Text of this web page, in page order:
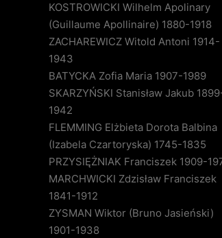
KOSTROWICKI Wilhelm Apolinary
(Guillaume Apollinaire) 1880-1918
ZACHAREWICZ Witold Antoni 1914-
1943
BATYCKA Zofia Maria 1907-1989
SKARZYŃSKI Stanisław Jakub
1942
FLEMMING Elżbieta Dorota Balbina
(Izabela Czartoryska) 1745-1835
PRZYSIĘŻNIAK Franciszek 1909-
MARCHWICKI Zdzisław Franciszek
1841-1912
ZYSMAN Wiktor (Bruno Jasieński)
1901-1938